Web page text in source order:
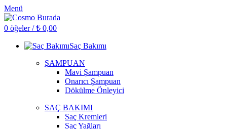
Menü
0 öğeler / ₺ 0,00
Saç Bakımı
ŞAMPUAN
Mavi Şampuan
Onarıcı Şampuan
Dökülme Önleyici
SAÇ BAKIMI
Saç Kremleri
Saç Yağları